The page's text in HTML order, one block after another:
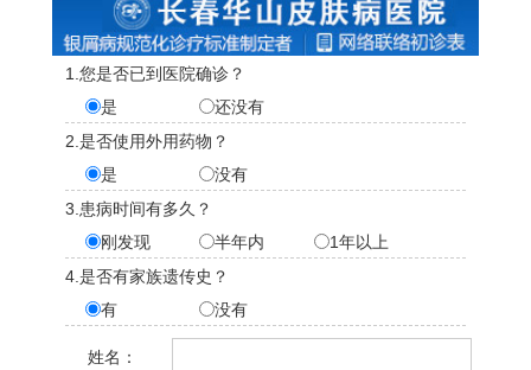
1.您是否已到医院确诊？
是
还没有
2.是否使用外用药物？
是
没有
3.患病时间有多久？
刚发现
半年内
1年以上
4.是否有家族遗传史？
有
没有
姓名：